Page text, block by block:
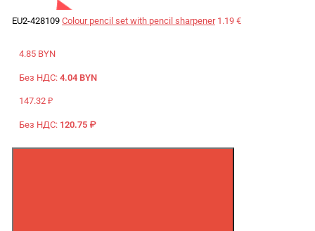
EU2-428109 Colour pencil set with pencil sharpener 1.19 €
4.85 BYN
Без НДС: 4.04 BYN
147.32 ₽
Без НДС: 120.75 ₽